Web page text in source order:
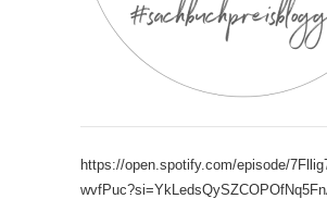
https://open.spotify.com/episode/